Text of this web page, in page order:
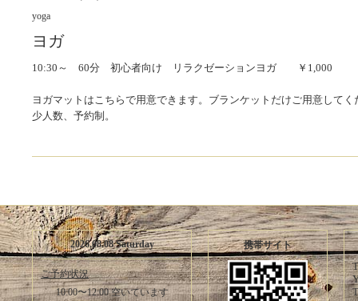
yoga
ヨガ
10:30～ 60分 初心者向け リラクゼーションヨガ ￥1,000
ヨガマットはこちらで用意できます。ブランケットだけご用意してく
少人数、予約制。
2026.08.08 Saturday
ご予約状況
10:00〜12:00 空いています
携帯サイト